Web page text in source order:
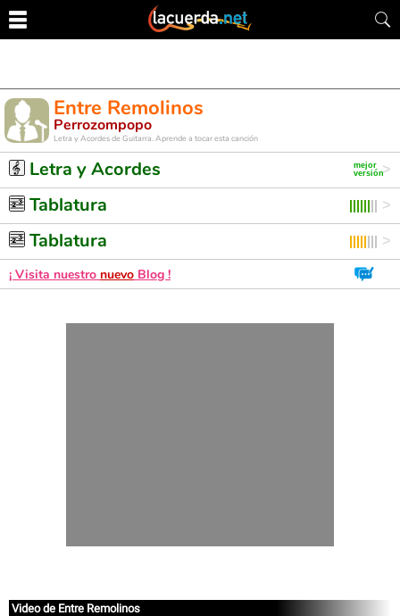
Entre Remolinos
Perrozompopo
Letra y Acordes de Guitarra. Aprende a tocar esta canción
Letra y Acordes
Tablatura
Tablatura
¡ Visita nuestro nuevo Blog !
Video de Entre Remolinos